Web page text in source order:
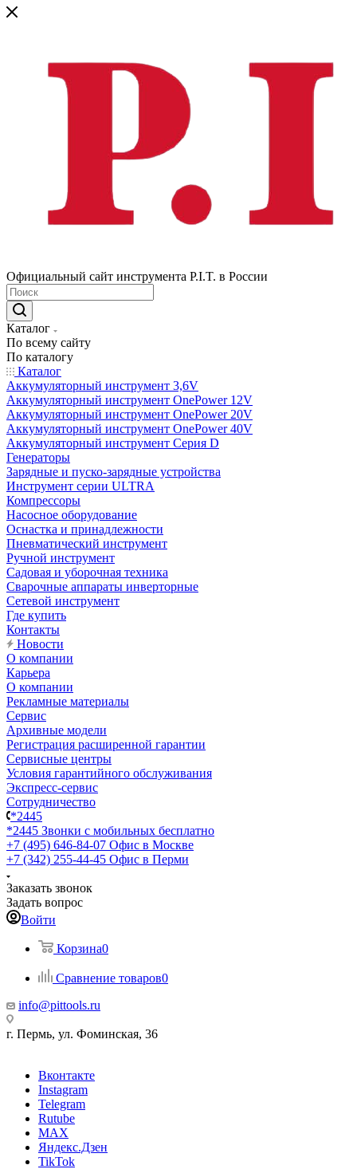
Официальный сайт инструмента P.I.T. в России
Каталог
По всему сайту
По каталогу
Каталог
Аккумуляторный инструмент 3,6V
Аккумуляторный инструмент OnePower 12V
Аккумуляторный инструмент OnePower 20V
Аккумуляторный инструмент OnePower 40V
Аккумуляторный инструмент Серия D
Генераторы
Зарядные и пуско-зарядные устройства
Инструмент серии ULTRA
Компрессоры
Насосное оборудование
Оснастка и принадлежности
Пневматический инструмент
Ручной инструмент
Садовая и уборочная техника
Сварочные аппараты инверторные
Сетевой инструмент
Где купить
Контакты
Новости
О компании
Карьера
О компании
Рекламные материалы
Сервис
Архивные модели
Регистрация расширенной гарантии
Сервисные центры
Условия гарантийного обслуживания
Экспресс-сервис
Сотрудничество
*2445
*2445 Звонки с мобильных бесплатно
+7 (495) 646-84-07 Офис в Москве
+7 (342) 255-44-45 Офис в Перми
Заказать звонок
Задать вопрос
Войти
Корзина0
Сравнение товаров0
info@pittools.ru
г. Пермь, ул. Фоминская, 36
Вконтакте
Instagram
Telegram
Rutube
MAX
Яндекс.Дзен
TikTok